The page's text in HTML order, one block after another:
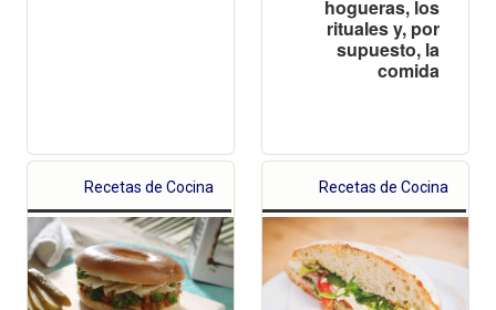
hogueras, los
rituales y, por
supuesto, la
comida
Recetas de Cocina Recetas de Cocina